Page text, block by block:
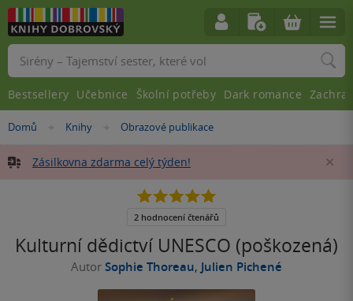
Nacházíte
zde:
Domů »
Knihy »
Obrazové publikace
Zásilkovna zdarma celý týden!
Kulturní dědictví UNESCO (poškozená)
Autor Sophie Thoreau, Julien Pichené
5.0
5
2 hodnocení čtenářů
Vyhledávání
Bestsellery Učebnice Školní potřeby Dark romance